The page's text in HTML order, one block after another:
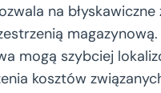
na
magazynową.
mogą szybciej
kosztów